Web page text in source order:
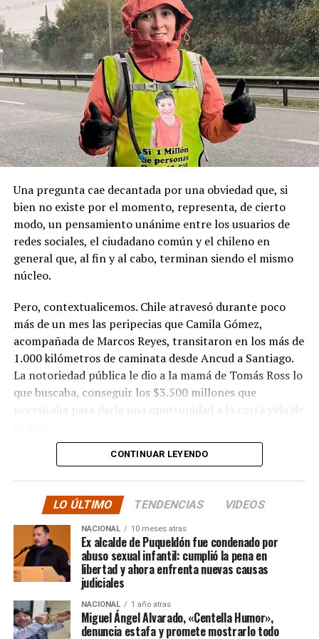
locales, principalmente de derecha.
Pese a la gravedad a la gravedad de los hechos, no se
registraron declaraciones públicas de su partido ni
sanciones políticas posteriores.
permanente y se haga justicia con esta posesión
geopolítica que es tan importante”.
Recordemos que el 21 de Septiembre de 1883 se produjo
la Toma de Posesión del Estrecho de Magallanes, donde
el capitán Juan Guillermos y 23 tripulantes a bordo de la
Goleta de Guerra Ancud de la Armada tomaron posesión
de estas tierras patagónicas donde izaron la bandera
nacional declarando este territorio como parte de Chile.
Una pregunta cae decantada por una obviedad que, si
bien no existe por el momento, representa, de cierto
modo, un pensamiento unánime entre los usuarios de
redes sociales, el ciudadano común y el chileno en
general que, al fin y al cabo, terminan siendo el mismo
núcleo.
Pero, contextualicemos. Chile atravesó durante poco
más de un mes las peripecias que Camila Gómez,
acompañada de Marcos Reyes, transitaron en los más de
1.000 kilómetros de caminata desde Ancud a Santiago.
La notoriedad pública le dio a la mamá de Tomás Ross lo
que buscaba, conseguir los $3.500 millones que
necesitaba para darle una oportunidad a la corta vida de
La solidaridad y empatía de los chilenos en cada paso
sino que se superó con creces. De hecho, el último
cómputo dado a conocer reveló la suma total de
$3.689.545.200.
Según Camila Gómez, el excedente de casi $200
millones sería destinadopara los costos médicos
asociados al suministro del Elevidys «porque los 3.500
millonessolo incluye el frasco del fármaco y no los
otros gastos relacionados con los tres meses del
CONTINUAR LEYENDO
LO ÚLTIMO TENDENCIAS VIDEOS
NACIONAL 10 meses atras
Ex alcalde de Puqueldón fue condenado por
abuso sexual infantil: cumplió la pena en
libertad y ahora enfrenta nuevas causas
judiciales
NACIONAL 1 año atras
Miguel Ángel Alvarado, «Centella Humor»,
denuncia estafa y promete mostrarlo todo